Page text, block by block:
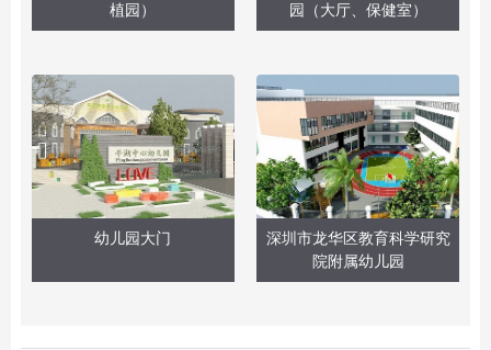
植园）
园（大厅、保健室）
幼儿园大门
深圳市龙华区教育科学研究
院附属幼儿园